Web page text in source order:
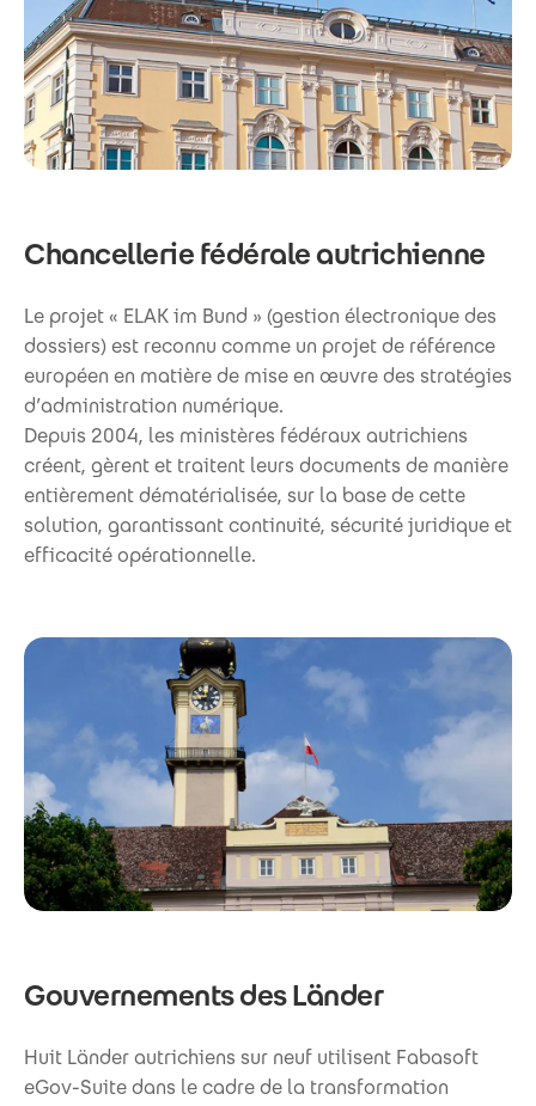
Chancellerie fédérale autrichienne
Le projet « ELAK im Bund » (gestion électronique des
dossiers) est reconnu comme un projet de référence
européen en matière de mise en œuvre des stratégies
d’administration numérique.
Depuis 2004, les ministères fédéraux autrichiens
créent, gèrent et traitent leurs documents de manière
entièrement dématérialisée, sur la base de cette
solution, garantissant continuité, sécurité juridique et
efficacité opérationnelle.
Gouvernements des Länder
Huit Länder autrichiens sur neuf utilisent Fabasoft
eGov-Suite dans le cadre de la transformation